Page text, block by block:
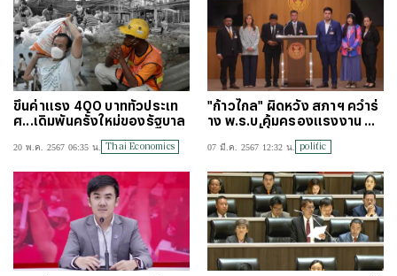
ขึ้นค่าแรง 400 บาททั่วประเท
ศ...เดิมพันครั้งใหม่ของรัฐบาล
20 พ.ค. 2567 06:35 น. Thai Economics
"ก้าวไกล" ผิดหวัง สภาฯ คว่ำร่
าง พ.ร.บ.คุ้มครองแรงงาน พร้
07 มี.ค. 2567 12:32 น. politic